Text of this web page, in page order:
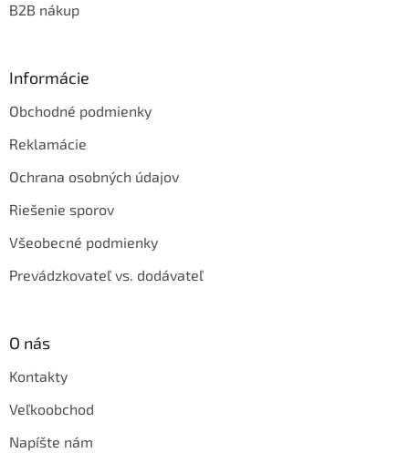
B2B nákup
Informácie
Obchodné podmienky
Reklamácie
Ochrana osobných údajov
Riešenie sporov
Všeobecné podmienky
Prevádzkovateľ vs. dodávateľ
O nás
Kontakty
Veľkoobchod
Napíšte nám